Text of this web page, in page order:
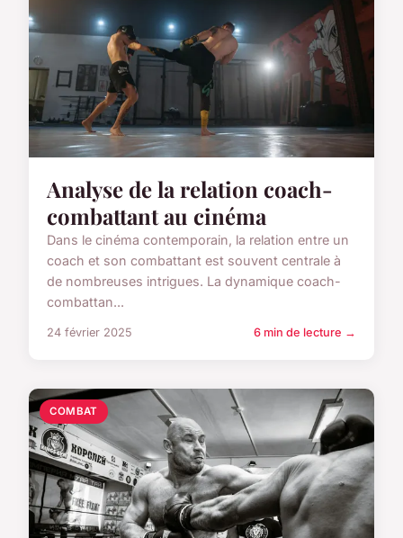
Analyse de la relation coach-
combattant au cinéma
Dans le cinéma contemporain, la relation entre un
coach et son combattant est souvent centrale à
de nombreuses intrigues. La dynamique coach-
combattan...
24 février 2025 6 min de lecture →
COMBAT